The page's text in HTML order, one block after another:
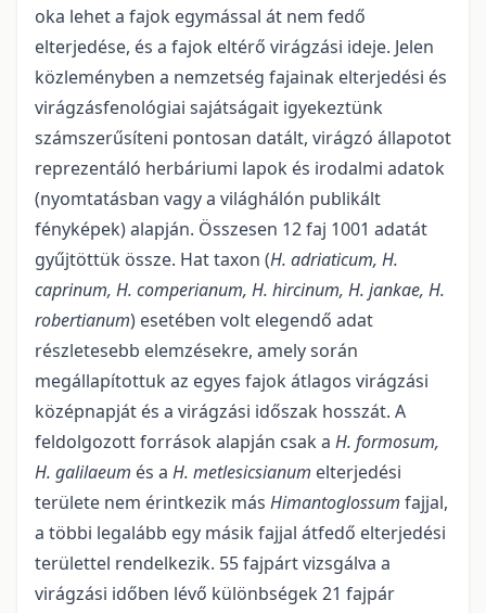
oka lehet a fajok egymással át nem fedő
elterjedése, és a fajok eltérő virágzási ideje. Jelen
közleményben a nemzetség fajainak elterjedési és
virágzásfenológiai sajátságait igyekeztünk
számszerűsíteni pontosan datált, virágzó állapotot
reprezentáló herbáriumi lapok és irodalmi adatok
(nyomtatásban vagy a világhálón publikált
fényképek) alapján. Összesen 12 faj 1001 adatát
gyűjtöttük össze. Hat taxon (H. adriaticum, H.
caprinum, H. comperianum, H. hircinum, H. jankae, H.
robertianum) esetében volt elegendő adat
részletesebb elemzésekre, amely során
megállapítottuk az egyes fajok átlagos virágzási
középnapját és a virágzási időszak hosszát. A
feldolgozott források alapján csak a H. formosum,
H. galilaeum és a H. metlesicsianum elterjedési
területe nem érintkezik más Himantoglossum fajjal,
a többi legalább egy másik fajjal átfedő elterjedési
területtel rendelkezik. 55 fajpárt vizsgálva a
virágzási időben lévő különbségek 21 fajpár